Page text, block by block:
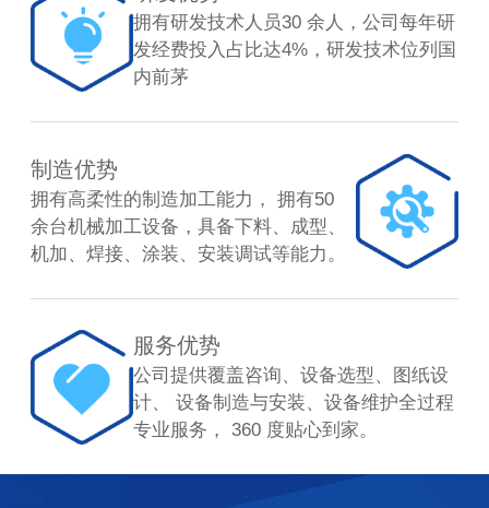
拥有研发技术人员30 余人，公司每年研
发经费投入占比达4%，研发技术位列国
内前茅
制造优势
拥有高柔性的制造加工能力， 拥有50
余台机械加工设备，具备下料、成型、
机加、焊接、涂装、安装调试等能力。
服务优势
公司提供覆盖咨询、设备选型、图纸设
计、 设备制造与安装、设备维护全过程
专业服务， 360 度贴心到家。